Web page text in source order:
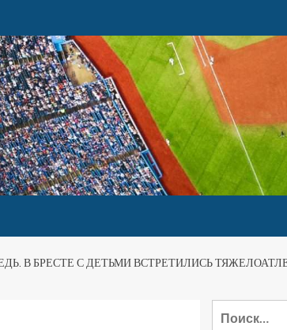
В БРЕСТЕ С ДЕТЬМИ ВСТРЕТИЛИСЬ